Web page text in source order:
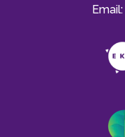
Email: